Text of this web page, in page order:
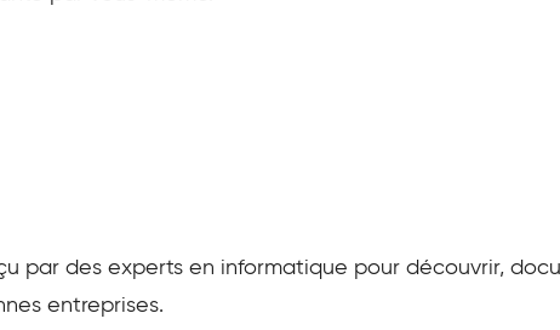
par des experts en informatique pour découvrir,
entreprises.